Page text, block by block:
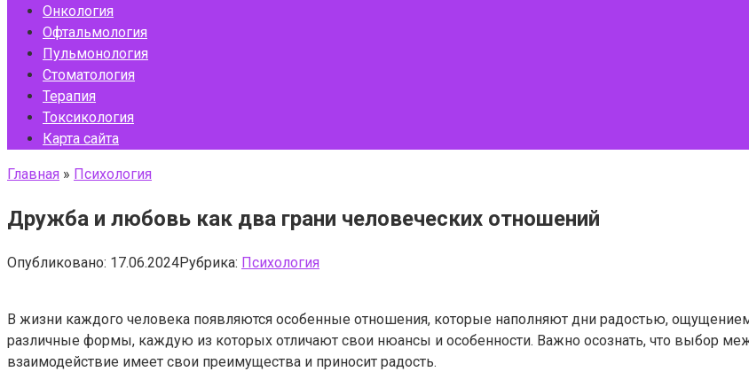
Онкология
Офтальмология
Пульмонология
Стоматология
Терапия
Токсикология
Карта сайта
Главная » Психология
Дружба и любовь как два грани человеческих отношений
Опубликовано: 17.06.2024Рубрика: Психология
В жизни каждого человека появляются особенные отношения, которые наполняют дни радостью,
различные формы, каждую из которых отличают свои нюансы и особенности. Важно осознать, что выбор
взаимодействие имеет свои преимущества и приносит радость.